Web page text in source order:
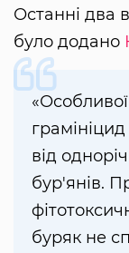
Останні два
було додано
грамініцид
від
бур'янів.
буряк не